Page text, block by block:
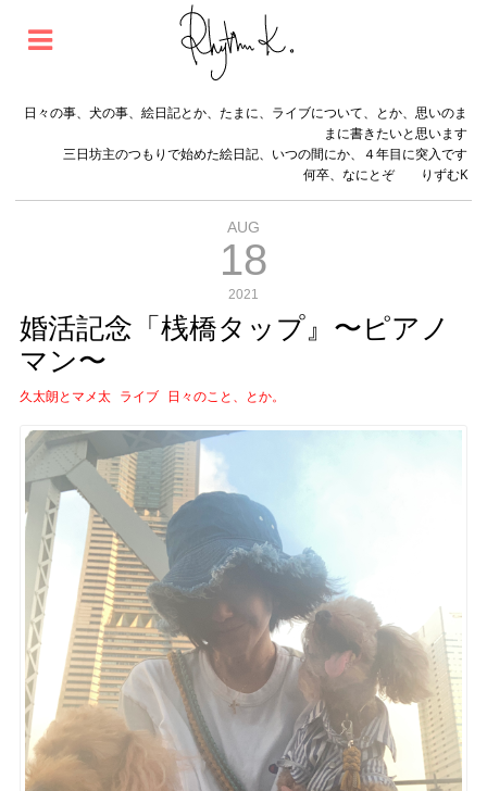
日々の事、犬の事、絵日記とか、たまに、ライブについて、とか、思いのま
まに書きたいと思います
三日坊主のつもりで始めた絵日記、いつの間にか、４年目に突入です
何卒、なにとぞ りずむK
AUG
18
2021
婚活記念「桟橋タップ』〜ピアノ
マン〜
久太朗とマメ太 ライブ 日々のこと、とか。